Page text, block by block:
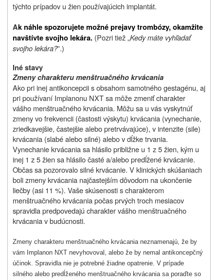
týchto prípadov u žien používajúcich implantát.
Ak náhle spozorujete možné prejavy trombózy,okamžite
navštívte svojho lekára. (Pozri tiež „Kedy máte vyhľadať
svojho lekára?”.)
Iné stavy
Zmeny charakteru menštruačného krvácania
Ako pri inej antikoncepcii s obsahom samotného gestagénu, aj
pri používaní Implanonu NXT sa môže zmeniť charakter
vášho menštruačného krvácania. Môžu sa u vás vyskytnúť
zmeny vo frekvencii (častosti výskytu) krvácania (vynechanie,
zriedkavejšie, častejšie alebo pretrvávajúce), v intenzite (sile)
krvácania (slabé alebo silné) alebo v dĺžke trvania.
Vynechanie krvácania sa hlásilo približne u 1 z 5 žien, kým u
inej 1 z 5 žien sa hlásilo časté a/alebo predĺžené krvácanie.
Občas sa pozorovalo silné krvácanie. V klinických skúšaniach
boli zmeny krvácania najčastejším dôvodom na ukončenie
liečby (asi 11 %). Vašeskúsenosti s charakterom
menštruačného krvácania počas prvých troch mesiacov
spravidla predpovedajú charakter vášho menštruačného
krvácania v budúcnosti.
Zmeny charakteru menštruačného krvácania neznamenajú, že by
vám Implanon NXT nevyhovoval, alebo že by nemal antikoncepčný
účinok. Spravidla nie je potrebné žiadne opatrenie. V prípade
silného alebo predĺženého menštruačného krvácania sa poraďte so